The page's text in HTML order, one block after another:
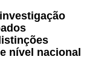
nível nacional